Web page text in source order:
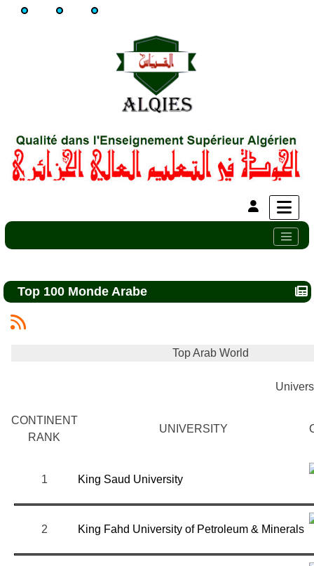
Top 100 Monde Arabe
Top Arab World
CONTINENT
RANK
UNIVERSITY
1 King Saud University
2 King Fahd University of Petroleum & Minerals